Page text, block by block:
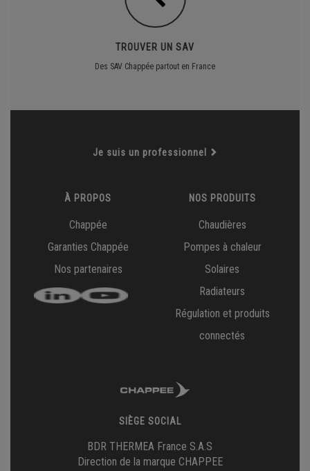
TROUVER UN SAV
Des SAV Chappée partout en France
Je suis un professionnel
À PROPOS
Chappée
Garanties Chappée
Nos partenaires
NOS PRODUITS
Chaudières
Pompes à chaleur
Solaires
Radiateurs
Régulation et produits
connectés
SIÈGE SOCIAL
BDR THERMEA France S.A.S
Direction de la marque CHAPPEE